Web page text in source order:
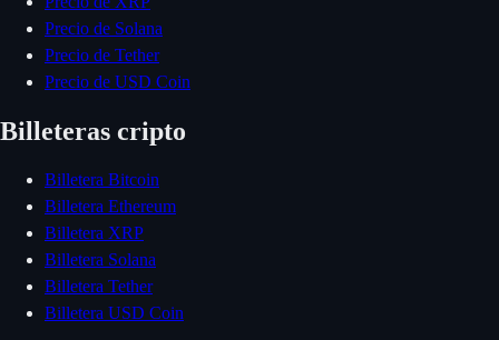
Precio de Solana
Precio de Tether
Precio de USD Coin
Billeteras cripto
Billetera Bitcoin
Billetera Ethereum
Billetera XRP
Billetera Solana
Billetera Tether
Billetera USD Coin